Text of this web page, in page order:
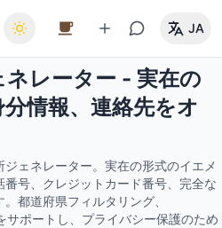
JA
レーター - 実在の
情報、連絡先をオ
ェネレーター。実在の形式のイエメ
号、クレジットカード番号、完全な
都道府県フィルタリング、
ポートし、プライバシー保護のため